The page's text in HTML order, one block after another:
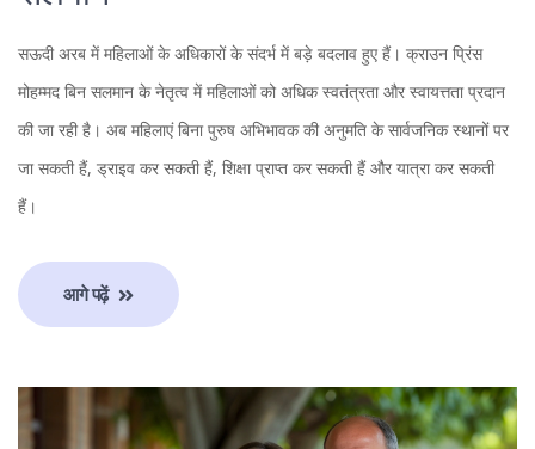
सऊदी अरब में महिलाओं के अधिकारों के संदर्भ में बड़े बदलाव हुए हैं। क्राउन प्रिंस
मोहम्मद बिन सलमान के नेतृत्व में महिलाओं को अधिक स्वतंत्रता और स्वायत्तता प्रदान
की जा रही है। अब महिलाएं बिना पुरुष अभिभावक की अनुमति के सार्वजनिक स्थानों पर
जा सकती हैं, ड्राइव कर सकती हैं, शिक्षा प्राप्त कर सकती हैं और यात्रा कर सकती
हैं।
आगे पढ़ें